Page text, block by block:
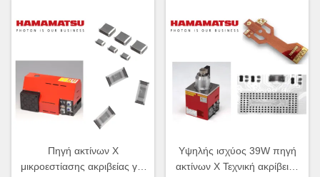
Πηγή ακτίνων Χ
μικροεστίασης ακριβείας για
Υψηλής ισχύος 39W πηγή
ακτίνων Χ Τεχνική ακρίβειας